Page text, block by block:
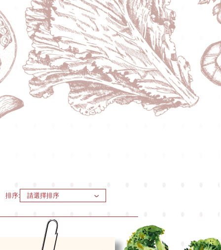
排序: 請選擇排序